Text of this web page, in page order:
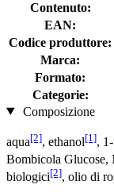
Contenuto:
EAN:
Codice produttore:
Marca:
Formato:
Categorie:
Composizione
aqua[2], ethanol[1],
Bombicola Glucose,
biologici[2], olio di